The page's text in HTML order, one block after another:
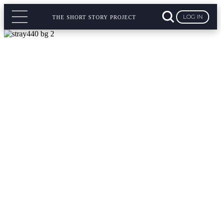
THE SHORT STORY PROJECT LOG IN